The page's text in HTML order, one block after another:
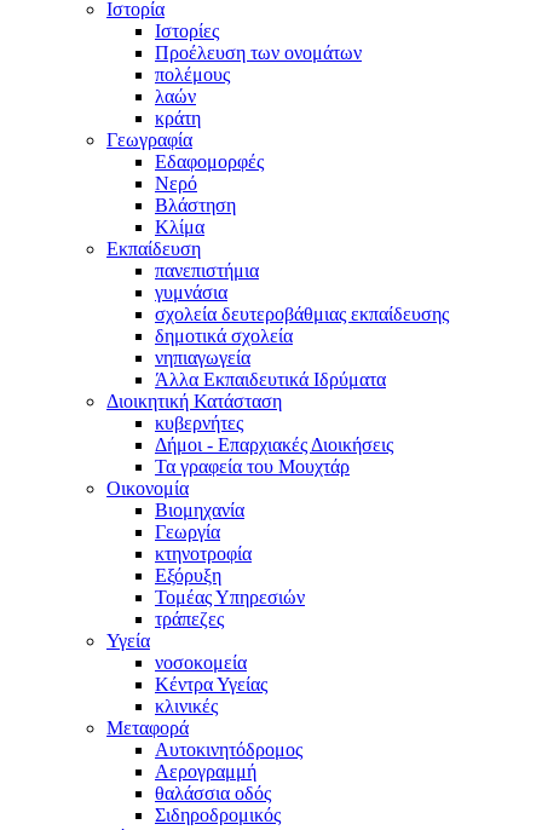
Ιστορία
Ιστορίες
Προέλευση των ονομάτων
πολέμους
λαών
κράτη
Γεωγραφία
Εδαφομορφές
Νερό
Βλάστηση
Κλίμα
Εκπαίδευση
πανεπιστήμια
γυμνάσια
σχολεία δευτεροβάθμιας εκπαίδευσης
δημοτικά σχολεία
νηπιαγωγεία
Άλλα Εκπαιδευτικά Ιδρύματα
Διοικητική Κατάσταση
κυβερνήτες
Δήμοι - Επαρχιακές Διοικήσεις
Τα γραφεία του Μουχτάρ
Οικονομία
Βιομηχανία
Γεωργία
κτηνοτροφία
Εξόρυξη
Τομέας Υπηρεσιών
τράπεζες
Υγεία
νοσοκομεία
Κέντρα Υγείας
κλινικές
Μεταφορά
Αυτοκινητόδρομος
Αερογραμμή
θαλάσσια οδός
Σιδηροδρομικός